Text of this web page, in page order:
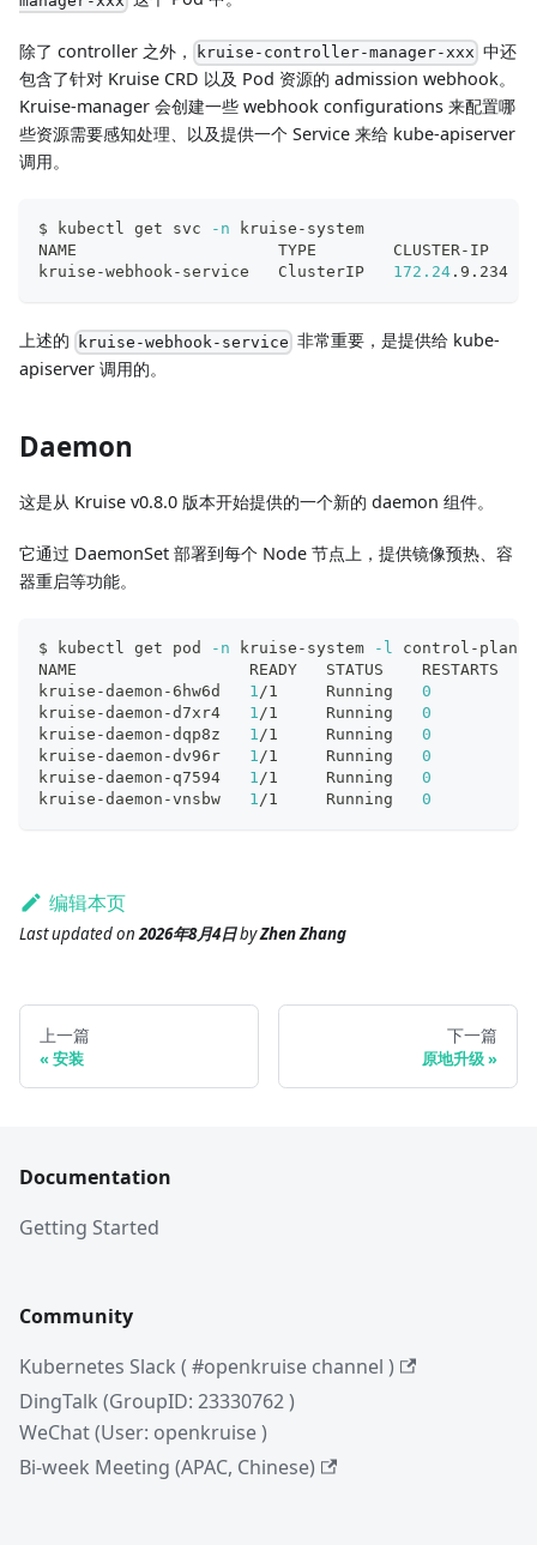
除了 controller 之外， kruise-controller-manager-xxx 中还
包含了针对 Kruise CRD 以及 Pod 资源的 admission webhook。
Kruise-manager 会创建一些 webhook configurations 来配置哪
些资源需要感知处理、以及提供一个 Service 来给 kube-apiserver
调用。
$ kubectl get svc -n kruise-system
NAME                     TYPE        CLUSTER-IP
kruise-webhook-service   ClusterIP 172.24 .9.234
上述的 kruise-webhook-service 非常重要，是提供给 kube-
apiserver 调用的。
Daemon
这是从 Kruise v0.8.0 版本开始提供的一个新的 daemon 组件。
它通过 DaemonSet 部署到每个 Node 节点上，提供镜像预热、容
器重启等功能。
$ kubectl get pod -n kruise-system -l control-plane
NAME                  READY   STATUS    RESTARTS
kruise-daemon-6hw6d 1/1     Running 0
kruise-daemon-d7xr4 1/1     Running 0
kruise-daemon-dqp8z 1/1     Running 0
kruise-daemon-dv96r 1/1     Running 0
kruise-daemon-q7594 1/1     Running 0
kruise-daemon-vnsbw 1/1     Running 0
编辑本页
Last updatedon2026年8月4日byZhen Zhang
上一篇
安装
下一篇
原地升级
Documentation
Getting Started
Community
Kubernetes Slack ( #openkruise channel )
DingTalk (GroupID: 23330762 )
WeChat (User: openkruise )
Bi-week Meeting (APAC, Chinese)